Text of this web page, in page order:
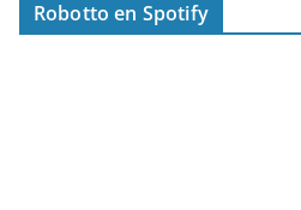
Robotto en Spotify